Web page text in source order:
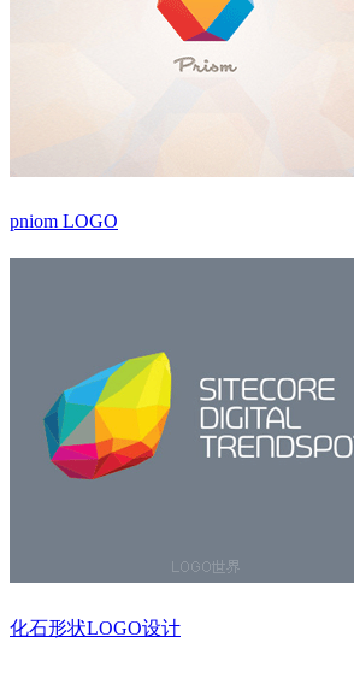
pniom LOGO
化石形状LOGO设计